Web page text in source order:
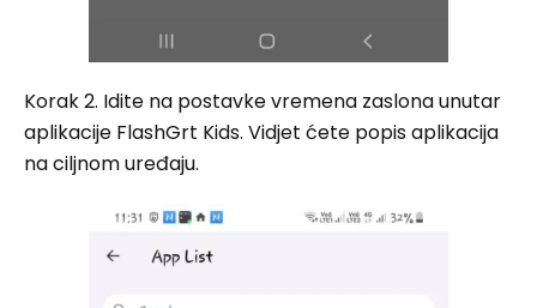
Korak 2. Idite na postavke vremena zaslona unutar
aplikacije FlashGrt Kids. Vidjet ćete popis aplikacija
na ciljnom uređaju.